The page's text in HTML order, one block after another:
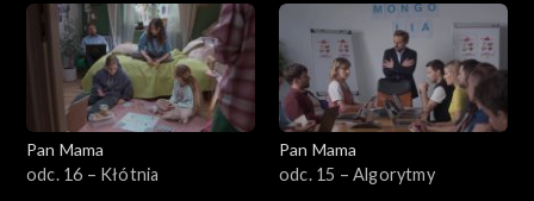
Pan Mama
odc. 16 – Kłótnia
Pan Mama
odc. 15 – Algorytmy